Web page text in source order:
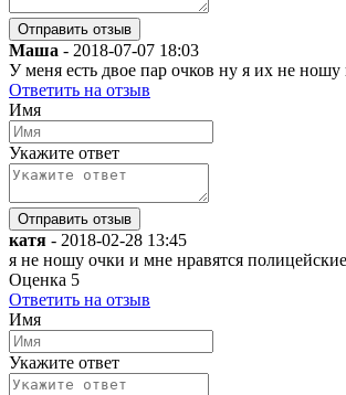
Маша - 2018-07-07 18:03
У меня есть двое пар очков ну я их не
Ответить на отзыв
Имя
Укажите ответ
катя - 2018-02-28 13:45
я не ношу очки и мне нравятся полицейские
Оценка 5
Ответить на отзыв
Имя
Укажите ответ